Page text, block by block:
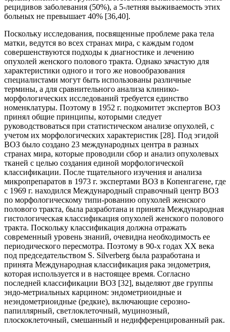
рецидивов заболевания (50%), а 5-летняя выживаемость этих
больных не превышает 40% [36,40].
Поскольку исследования, посвященные проблеме рака тела
матки, ведутся во всех странах мира, с каждым годом
совершенствуются подходы к диагностике и лечению
опухолей женского полового тракта. Однако зачастую для
характеристики одного и того же новообразования
специалистами могут быть использованы различные
термины, а для сравнительного анализа клинико-
морфологических исследований требуется единство
номенклатуры. Поэтому в 1952 г. подкомитет экспертов ВОЗ
принял общие принципы, которыми следует
руководствоваться при статистическом анализе опухолей, с
учетом их морфологических характеристик [28]. Под эгидой
ВОЗ было создано 23 международных центра в разных
странах мира, которые проводили сбор и анализ опухолевых
тканей с целью создания единой морфологической
классификации. После тщательного изучения и анализа
микропрепаратов в 1973 г. экспертами ВОЗ в Копенгагене, где
с 1969 г. находился Международный справочный центр ВОЗ
по морфологическому типи-рованию опухолей женского
полового тракта, была разработана и принята Международная
гистологическая классификация опухолей женского полового
тракта. Поскольку классификация должна отражать
современный уровень знаний, очевидна необходимость ее
периодического пересмотра. Поэтому в 90-х годах ХХ века
под председательством S. Silverberg была разработана и
принята Международная классификация рака эндометрия,
которая используется и в настоящее время. Согласно
последней классификации ВОЗ [32], выделяют две группы
эндо-метриальных карцином: эндометриоидные и
неэндометриоидные (редкие), включающие серозно-
папиллярный, светлоклеточный, муцинозный,
плоскоклеточный, смешанный и недифференцированный рак.